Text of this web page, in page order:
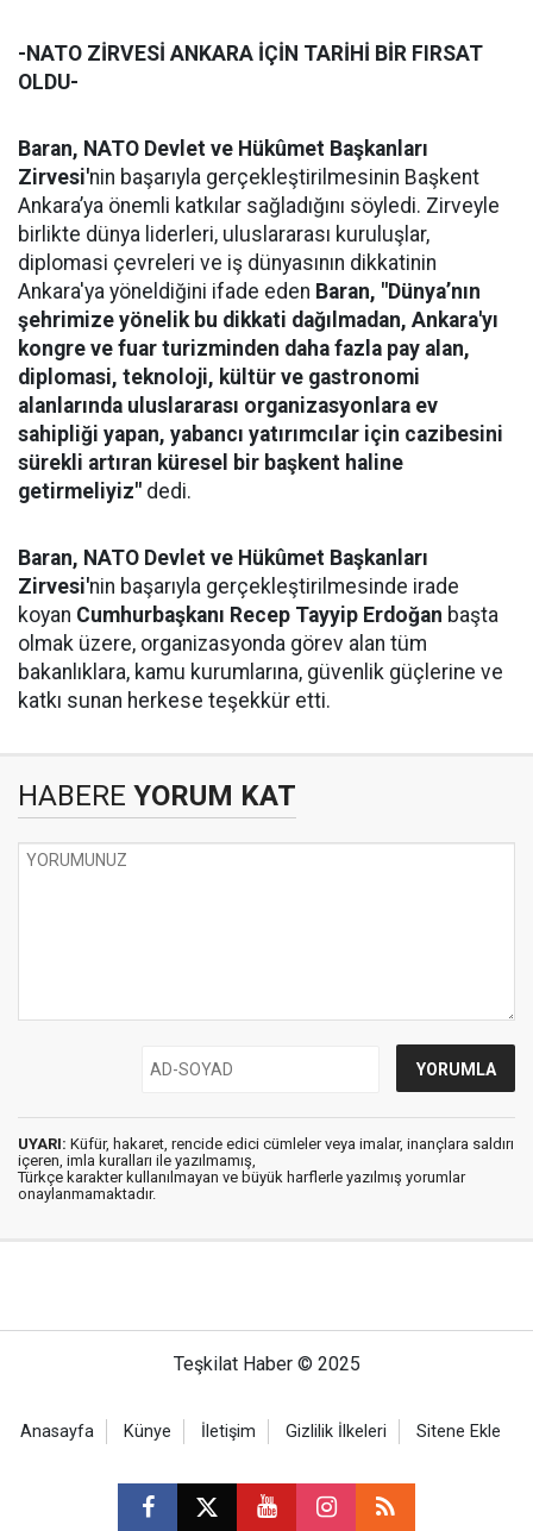
-NATO ZİRVESİ ANKARA İÇİN TARİHİ BİR FIRSAT
OLDU-
Baran, NATO Devlet ve Hükûmet Başkanları
Zirvesi'nin başarıyla gerçekleştirilmesinin Başkent
Ankara’ya önemli katkılar sağladığını söyledi. Zirveyle
birlikte dünya liderleri, uluslararası kuruluşlar,
diplomasi çevreleri ve iş dünyasının dikkatinin
Ankara'ya yöneldiğini ifade eden Baran, "Dünya’nın
şehrimize yönelik bu dikkati dağılmadan, Ankara'yı
kongre ve fuar turizminden daha fazla pay alan,
diplomasi, teknoloji, kültür ve gastronomi
alanlarında uluslararası organizasyonlara ev
sahipliği yapan, yabancı yatırımcılar için cazibesini
sürekli artıran küresel bir başkent haline
getirmeliyiz" dedi.
Baran, NATO Devlet ve Hükûmet Başkanları
Zirvesi'nin başarıyla gerçekleştirilmesinde irade
koyan Cumhurbaşkanı Recep Tayyip Erdoğan başta
olmak üzere, organizasyonda görev alan tüm
bakanlıklara, kamu kurumlarına, güvenlik güçlerine ve
katkı sunan herkese teşekkür etti.
HABERE YORUM KAT
UYARI: Küfür, hakaret, rencide edici cümleler veya imalar, inançlara saldırı
içeren, imla kuralları ile yazılmamış,
Türkçe karakter kullanılmayan ve büyük harflerle yazılmış yorumlar
onaylanmamaktadır.
Teşkilat Haber © 2025
Anasayfa Künye İletişim Gizlilik İlkeleri Sitene Ekle